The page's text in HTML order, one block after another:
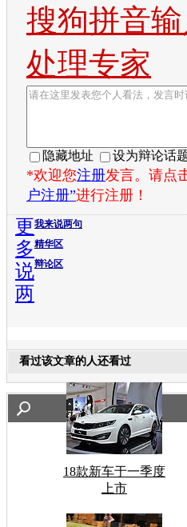
搜狗拼音
处理专家
隐藏地址 设为辩论话
*欢迎您注册发言。请点
户注册”进行注册！
我来说两句
精华区
辩论区
更
多
说
两
看过该文章的人还看过
18款新车于一季度
上市